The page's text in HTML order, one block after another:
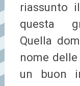
riassunto
questa
Quella
nome
un buon